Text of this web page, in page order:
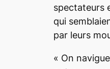
spectateurs
qui
par leurs
« On